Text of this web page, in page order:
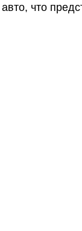
авто, что